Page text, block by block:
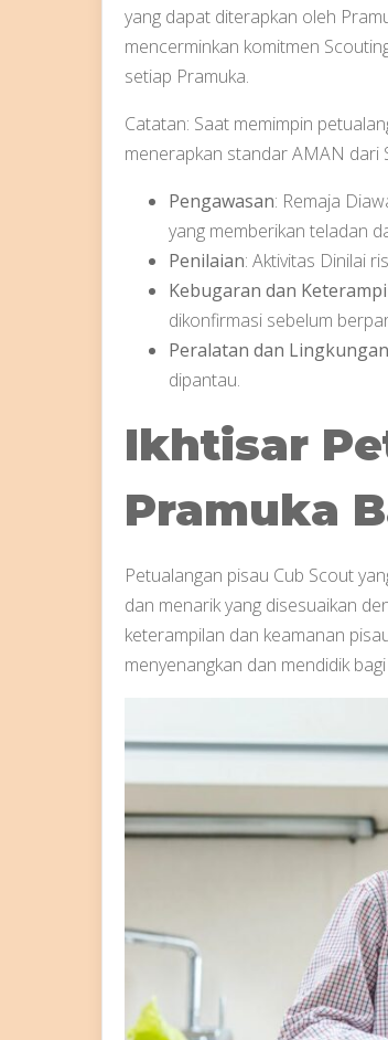
yang dapat diterapkan oleh
mencerminkan komitmen
setiap Pramuka.
Catatan: Saat memimpin
menerapkan standar AMAN dari
Pengawasan: Remaja
yang memberikan teladan
Penilaian: Aktivitas Dinilai
Kebugaran dan
dikonfirmasi sebelum
Peralatan dan Lingkungan
dipantau.
Ikhtisar
Pramuka
Petualangan pisau Cub Scout
dan menarik yang disesuaikan
keterampilan dan keamanan
menyenangkan dan mendidik